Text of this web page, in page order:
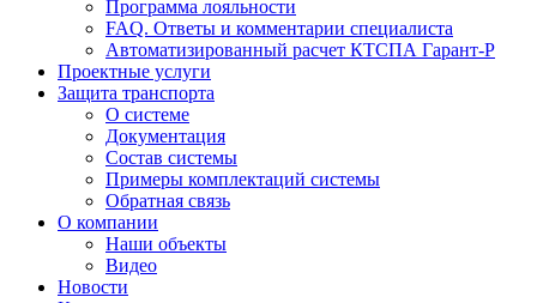
Программа лояльности
FAQ. Ответы и комментарии специалиста
Автоматизированный расчет КТСПА Гарант-Р
Проектные услуги
Защита транспорта
О системе
Документация
Состав системы
Примеры комплектаций системы
Обратная связь
О компании
Наши объекты
Видео
Новости